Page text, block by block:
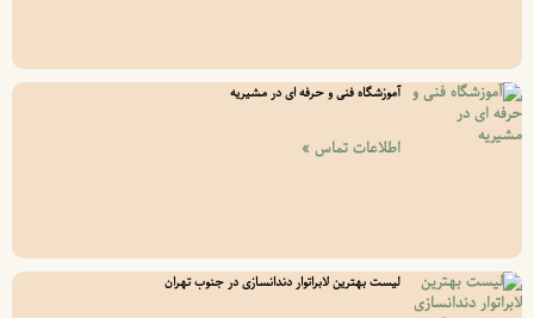
آموزشگاه فنی و حرفه ای در مشیریه
اطلاعات تماس »
لیست بهترین لابراتوار دندانسازی در جنوب تهران